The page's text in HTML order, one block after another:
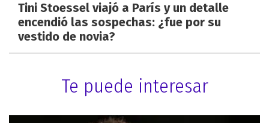
Tini Stoessel viajó a París y un detalle
encendió las sospechas: ¿fue por su
vestido de novia?
Te puede interesar